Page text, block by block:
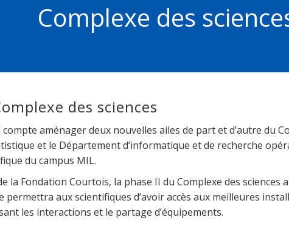
Complexe des
des sciences
aménager deux nouvelles ailes de part et d’autre du
et le Département d’informatique et de recherche
du campus MIL.
la Fondation Courtois, la phase II du Complexe des
aux scientifiques d’avoir accès aux meilleures
les interactions et le partage d’équipements.